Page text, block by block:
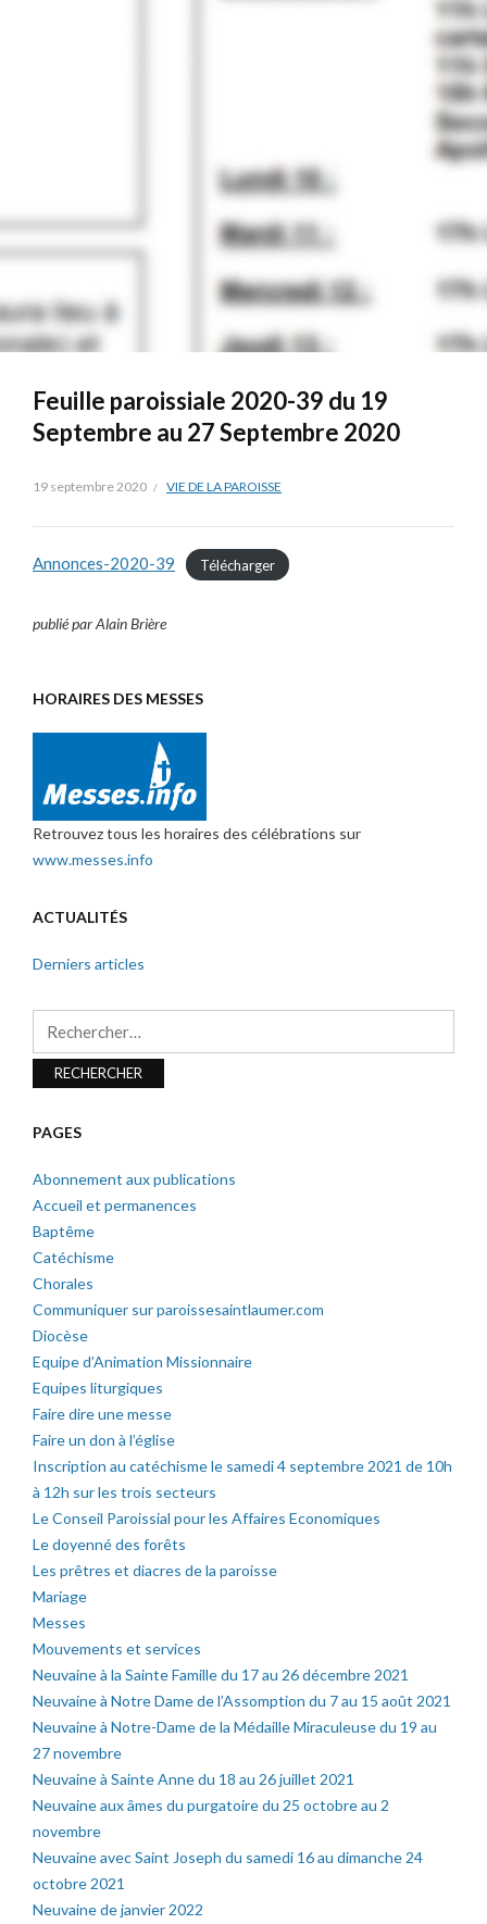
Feuille paroissiale 2020-39 du 19
Septembre au 27 Septembre 2020
19 septembre 2020 VIE DE LA PAROISSE
Annonces-2020-39 Télécharger
publié par Alain Brière
HORAIRES DES MESSES
Retrouvez tous les horaires des célébrations sur
www.messes.info
ACTUALITÉS
Derniers articles
PAGES
Abonnement aux publications
Accueil et permanences
Baptême
Catéchisme
Chorales
Communiquer sur paroissesaintlaumer.com
Diocèse
Equipe d’Animation Missionnaire
Equipes liturgiques
Faire dire une messe
Faire un don à l’église
Inscription au catéchisme le samedi 4 septembre 2021 de 10h
à 12h sur les trois secteurs
Le Conseil Paroissial pour les Affaires Economiques
Le doyenné des forêts
Les prêtres et diacres de la paroisse
Mariage
Messes
Mouvements et services
Neuvaine à la Sainte Famille du 17 au 26 décembre 2021
Neuvaine à Notre Dame de l’Assomption du 7 au 15 août 2021
Neuvaine à Notre-Dame de la Médaille Miraculeuse du 19 au
27 novembre
Neuvaine à Sainte Anne du 18 au 26 juillet 2021
Neuvaine aux âmes du purgatoire du 25 octobre au 2
novembre
Neuvaine avec Saint Joseph du samedi 16 au dimanche 24
octobre 2021
Neuvaine de janvier 2022